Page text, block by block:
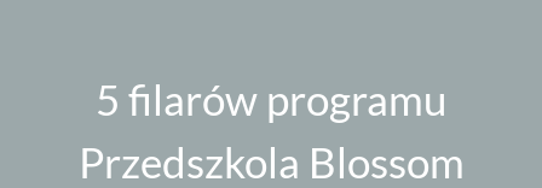
5 filarów programu
Przedszkola Blossom